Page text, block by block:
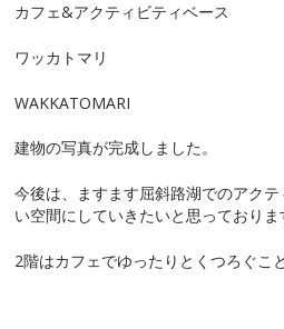
カフェ&アクティビティベース
ワッカトマリ
WAKKATOMARI
建物の写真が完成しました。
今後は、ますます屈斜路湖でのアク
い空間にしていきたいと思っておりま
2階はカフェでゆったりとくつろぐこ